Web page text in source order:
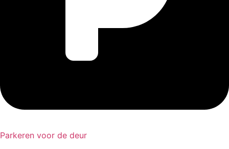
Parkeren voor de deur